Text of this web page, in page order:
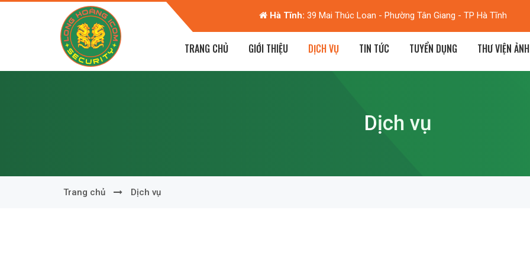
Dương Nội, Hà Đông, Hà Nội Hà Tĩnh: 39 Mai Thúc Loan - Phường Tân Giang - TP Hà Tĩnh
TRANG CHỦ GIỚI THIỆU DỊCH VỤ TIN TỨC TUYỂN DỤNG THƯ VIỆN ẢNH
Dịch vụ
Trang chủ Dịch vụ